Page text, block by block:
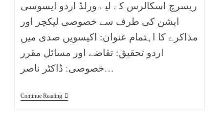
ریسرچ اسکالرس کے لیے ورلڈ اردو ایسوسی
ایشن کی طرف سے خصوصی لیکچر اور
مذاکرے کا اہتمام عنوان: اکیسویں صدی میں
اردو تحقیق: تقاضے اور مسائل مقرر
خصوصی: ڈاکٹر ناصر…
Continue Reading